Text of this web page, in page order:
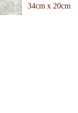
34cm x 20cm